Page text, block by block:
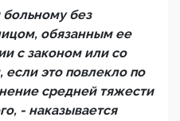
без
обязанным ее
с законом или со
это повлекло по
средней тяжести
- наказывается